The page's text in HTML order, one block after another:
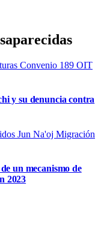
Convenio 189 OIT
y su denuncia contra
Jun Na'oj Migración
un mecanismo de
2023